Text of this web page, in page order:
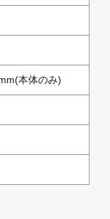
本体のみ)